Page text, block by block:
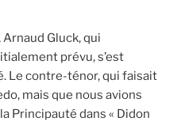
Gluck, qui
prévu, s’est
Le contre-ténor, qui faisait
mais que nous avions
Principauté dans « Didon